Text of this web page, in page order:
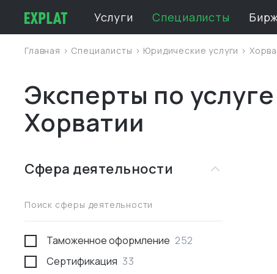
Услуги Специалисты
Главная > Специалисты > Юридические услуги >
Эксперты по
Хорватии
Сфера деятельности
Поиск сферы деятельности
Таможенное оформление 252
Сертификация 33